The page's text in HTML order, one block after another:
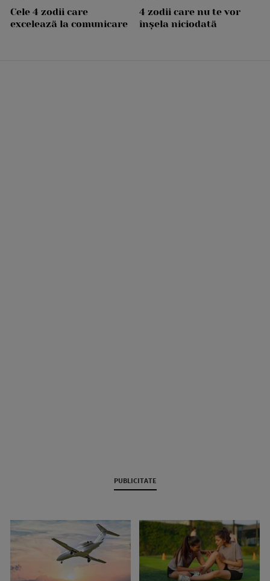
Cele 4 zodii care
excelează la comunicare
4 zodii care nu te vor
înșela niciodată
PUBLICITATE